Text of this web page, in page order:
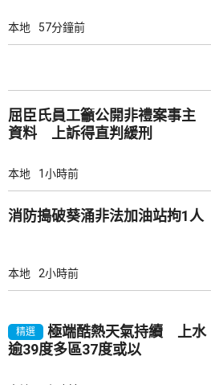
本地 57分鐘前
屈臣氏員工籲公開非禮案事主
資料 上訴得直判緩刑
本地 1小時前
消防搗破葵涌非法加油站拘1人
本地 2小時前
精選
極端酷熱天氣持續 上水
逾39度多區37度或以